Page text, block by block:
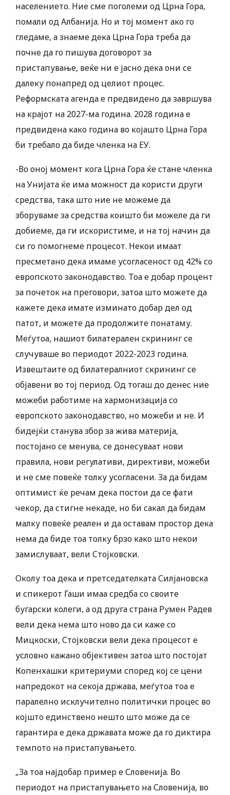
населението. Ние сме поголеми од Црна Гора,
помали од Албанија. Но и тој момент ако го
гледаме, а знаеме дека Црна Гора треба да
почне да го пишува договорот за
пристапување, веќе ни е јасно дека они се
далеку понапред од целиот процес.
Реформската агенда е предвидено да завршува
на крајот на 2027-ма година. 2028 година е
предвидена како година во којашто Црна Гора
би требало да биде членка на ЕУ.
-Во оној момент кога Црна Гора ќе стане членка
на Унијата ќе има можност да користи други
средства, така што ние не можеме да
зборуваме за средства коишто би можеле да ги
добиеме, да ги искористиме, и на тој начин да
си го помогнеме процесот. Некои имаат
пресметано дека имаме усогласеност од 42% со
европското законодавство. Тоа е добар процент
за почеток на преговори, затоа што можете да
кажете дека имате изминато добар дел од
патот, и можете да продолжите понатаму.
Меѓутоа, нашиот билатерален скрининг се
случуваше во периодот 2022-2023 година.
Извештаите од билатералниот скрининг се
објавени во тој период. Од тогаш до денес ние
можеби работиме на хармонизација со
европското законодавство, но можеби и не. И
бидејќи станува збор за жива материја,
постојано се менува, се донесуваат нови
правила, нови регулативи, директиви, можеби
и не сме повеќе толку усогласени. За да бидам
оптимист ќе речам дека постои да се фати
чекор, да стигне некаде, но би сакал да бидам
малку повеќе реален и да оставам простор дека
нема да биде тоа толку брзо како што некои
замислуваат, вели Стојковски.
Околу тоа дека и претседателката Силјановска
и спикерот Гаши имаа средба со своите
бугарски колеги, а од друга страна Румен Радев
вели дека нема што ново да си каже со
Мицкоски, Стојковски вели дека процесот е
условно кажано објективен затоа што постојат
Копенхашки критериуми според кој се цени
напредокот на секоја држава, меѓутоа тоа е
паралелно исклучително политички процес во
којшто единствено нешто што може да се
гарантира е дека државата може да го диктира
темпото на пристапувањето.
„За тоа најдобар пример е Словенија. Во
периодот на пристапувањето на Словенија, во